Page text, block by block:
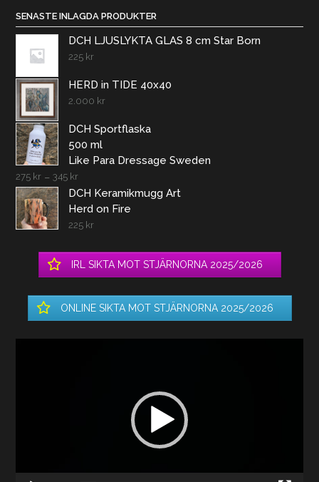
SENASTE INLAGDA PRODUKTER
DCH LJUSLYKTA GLAS 8 cm Star Born
225 kr
HERD in TIDE 40x40
2.000 kr
DCH Sportflaska
500 ml
Like Para Dressage Sweden
275 kr – 345 kr
DCH Keramikmugg Art
Herd on Fire
225 kr
IRL SIKTA MOT STJÄRNORNA 2025/2026
ONLINE SIKTA MOT STJÄRNORNA 2025/2026